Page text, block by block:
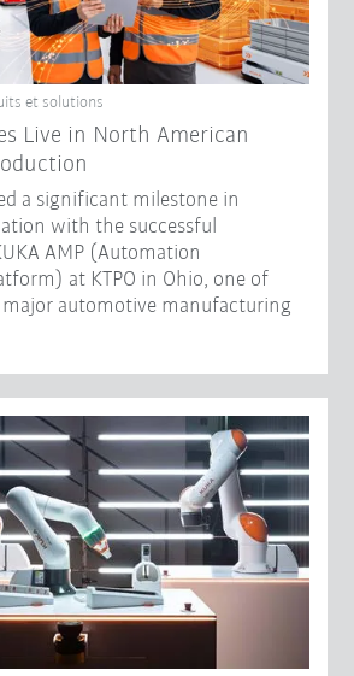
et solutions
Live in North American
a significant milestone in
with the successful
AMP (Automation
at KTPO in Ohio, one of
major automotive manufacturing